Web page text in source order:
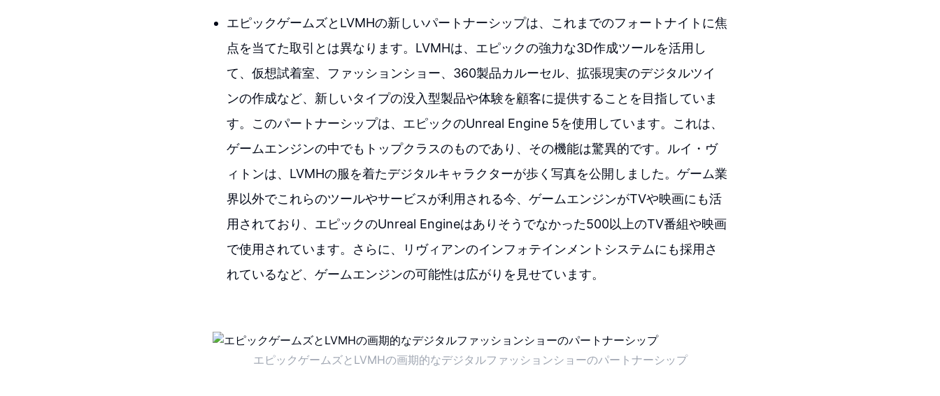
エピックゲームズとLVMHの新しいパートナーシップは、これまでのフォートナイトに焦
点を当てた取引とは異なります。LVMHは、エピックの強力な3D作成ツールを活用し
て、仮想試着室、ファッションショー、360製品カルーセル、拡張現実のデジタルツイ
ンの作成など、新しいタイプの没入型製品や体験を顧客に提供することを目指していま
す。このパートナーシップは、エピックのUnreal Engine 5を使用しています。これは、
ゲームエンジンの中でもトップクラスのものであり、その機能は驚異的です。ルイ・ヴ
ィトンは、LVMHの服を着たデジタルキャラクターが歩く写真を公開しました。ゲーム業
界以外でこれらのツールやサービスが利用される今、ゲームエンジンがTVや映画にも活
用されており、エピックのUnreal Engineはありそうでなかった500以上のTV番組や映画
で使用されています。さらに、リヴィアンのインフォテインメントシステムにも採用さ
れているなど、ゲームエンジンの可能性は広がりを見せています。
エピックゲームズとLVMHの画期的なデジタルファッションショーのパートナーシップ